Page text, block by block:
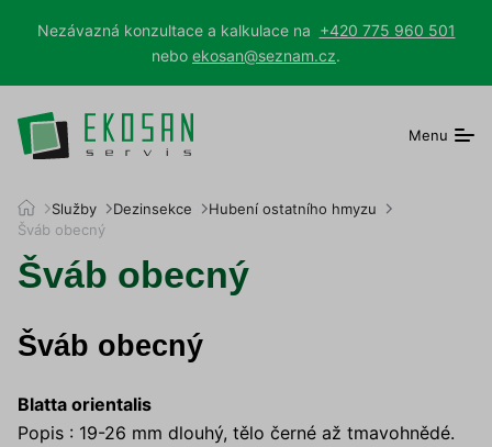
Nezávazná konzultace a kalkulace na +420 775 960 501
nebo ekosan@seznam.cz.
Menu
E
K
S
A
e
i
s
Služby Dezinsekce
Hubení ostatního hmyzu
Šváb obecný
Šváb obecný
Šváb obecný
Blatta orientalis
Popis : 19-26 mm dlouhý, tělo černé až tmavohnědé.